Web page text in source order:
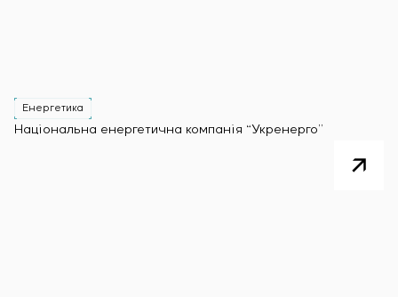
Енергетика
Національна енергетична компанія “Укренерго”